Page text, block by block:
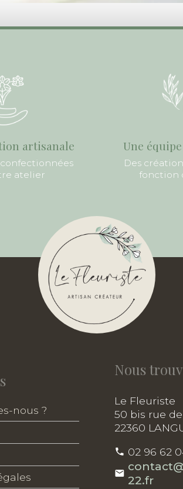
artisanale
atelier
Une
Des
fonction
nous ?
Nous
Le Fleuriste
50 bis rue
22360
02 96 62
22.fr